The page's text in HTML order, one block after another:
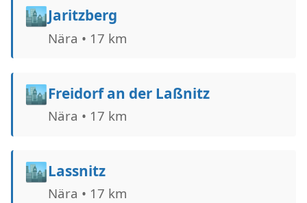
🏙️Jaritzberg
Nära • 17 km
🏙️Freidorf an der Laßnitz
Nära • 17 km
🏙️Lassnitz
Nära • 17 km